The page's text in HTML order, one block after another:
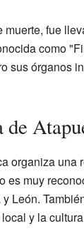
fue
como
sus órganos
organiza una
es muy
León.
y la